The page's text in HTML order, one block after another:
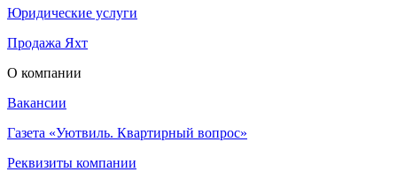
Юридические услуги
Продажа Яхт
О компании
Вакансии
Газета «Уютвиль. Квартирный вопрос»
Реквизиты компании